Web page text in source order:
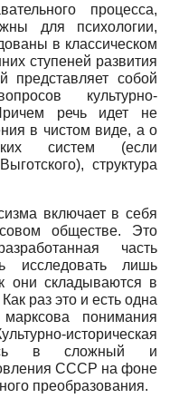
процесса,
для психологии,
в классическом
ступеней развития
представляет собой
культурно-
речь идет не
в чистом виде, а о
систем (если
структура
включает в себя
обществе. Это
часть
исследовать лишь
они складываются в
раз это и есть одна
понимания
историческая
в сложный и
СССР на фоне
преобразования.